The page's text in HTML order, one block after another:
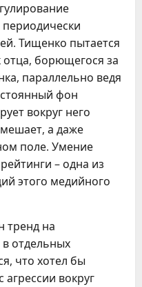
Тищенко пытается
отца, борющегося за
параллельно ведя
фон
вокруг него
а даже
поле. Умение
– одна из
этого медийного
тренд на
отдельных
что хотел бы
вокруг